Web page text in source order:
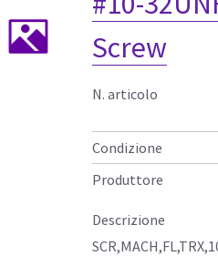
Screw
N. articolo
Condizione
Produttore
Descrizione